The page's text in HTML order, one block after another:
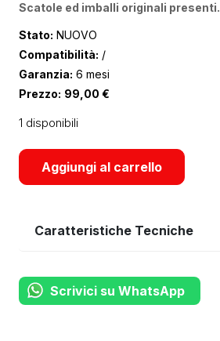
Scatole ed imballi originali presenti.
Stato: NUOVO
Compatibilità: /
Garanzia: 6 mesi
Prezzo: 99,00 €
1 disponibili
Aggiungi al carrello
Caratteristiche Tecniche
Scrivici su WhatsApp